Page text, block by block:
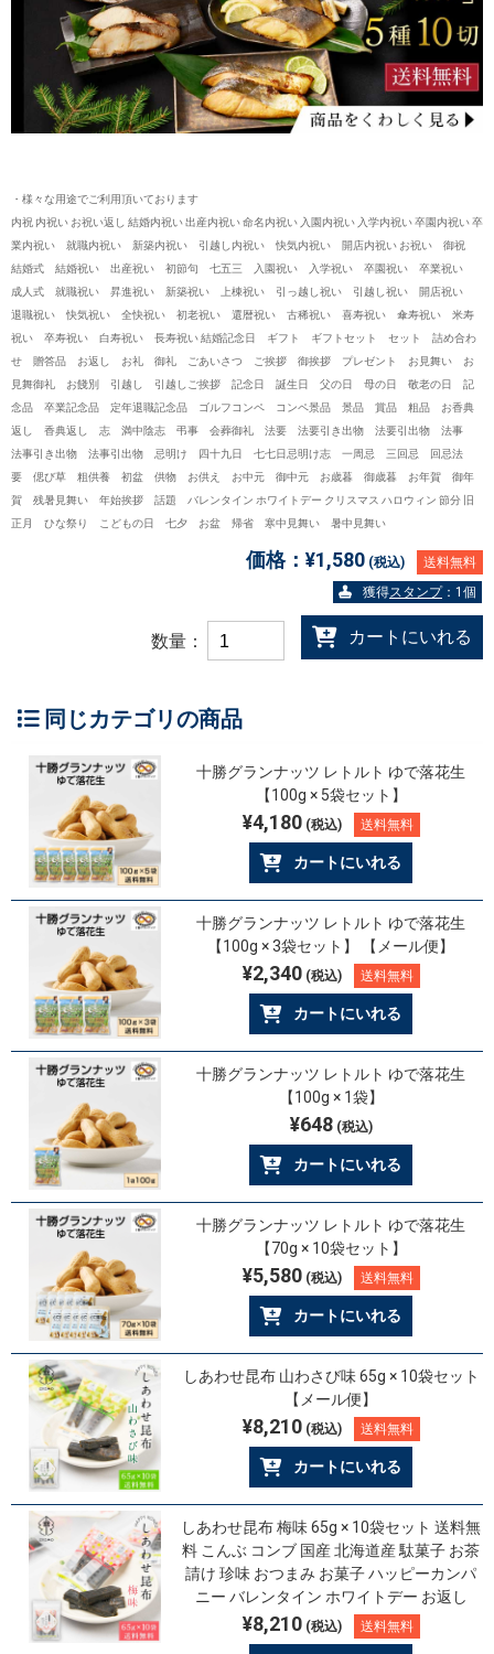
・様々な用途でご利用頂いております
内祝 内祝い お祝い返し 結婚内祝い 出産内祝い 命名内祝い 入園内祝い 入学内祝い 卒園内祝い 卒
業内祝い 就職内祝い 新築内祝い 引越し内祝い 快気内祝い 開店内祝い お祝い 御祝
結婚式 結婚祝い 出産祝い 初節句 七五三 入園祝い 入学祝い 卒園祝い 卒業祝い
成人式 就職祝い 昇進祝い 新築祝い 上棟祝い 引っ越し祝い 引越し祝い 開店祝い
退職祝い 快気祝い 全快祝い 初老祝い 還暦祝い 古稀祝い 喜寿祝い 傘寿祝い 米寿
祝い 卒寿祝い 白寿祝い 長寿祝い 結婚記念日 ギフト ギフトセット セット 詰め合わ
せ 贈答品 お返し お礼 御礼 ごあいさつ ご挨拶 御挨拶 プレゼント お見舞い お
見舞御礼 お餞別 引越し 引越しご挨拶 記念日 誕生日 父の日 母の日 敬老の日 記
念品 卒業記念品 定年退職記念品 ゴルフコンペ コンペ景品 景品 賞品 粗品 お香典
返し 香典返し 志 満中陰志 弔事 会葬御礼 法要 法要引き出物 法要引出物 法事
法事引き出物 法事引出物 忌明け 四十九日 七七日忌明け志 一周忌 三回忌 回忌法
要 偲び草 粗供養 初盆 供物 お供え お中元 御中元 お歳暮 御歳暮 お年賀 御年
賀 残暑見舞い 年始挨拶 話題 バレンタイン ホワイトデー クリスマス ハロウィン 節分 旧
正月 ひな祭り こどもの日 七夕 お盆 帰省 寒中見舞い 暑中見舞い
価格： ¥1,580 (税込)
送料無料
獲得スタンプ：1個
数量： カートにいれる
同じカテゴリの商品
十勝グランナッツ レトルト ゆで落花生
【100g × 5袋セット】
¥4,180(税込) 送料無料
カートにいれる
十勝グランナッツ レトルト ゆで落花生
【100g × 3袋セット】 【メール便】
¥2,340(税込) 送料無料
カートにいれる
十勝グランナッツ レトルト ゆで落花生
【100g × 1袋】
¥648(税込)
カートにいれる
十勝グランナッツ レトルト ゆで落花生
【70g × 10袋セット】
¥5,580(税込) 送料無料
カートにいれる
しあわせ昆布 山わさび味 65g × 10袋セット
【メール便】
¥8,210(税込) 送料無料
カートにいれる
しあわせ昆布 梅味 65g × 10袋セット 送料無
料 こんぶ コンブ 国産 北海道産 駄菓子 お茶
請け 珍味 おつまみ お菓子 ハッピーカンパ
ニー バレンタイン ホワイトデー お返し
¥8,210(税込) 送料無料